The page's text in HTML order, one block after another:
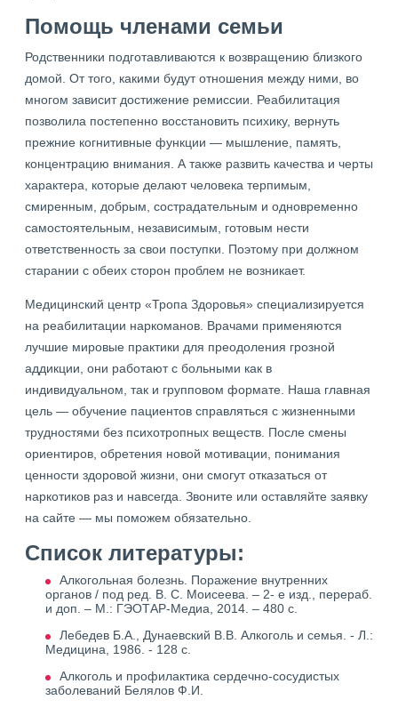
Помощь членами семьи
Родственники подготавливаются к возвращению близкого
домой. От того, какими будут отношения между ними, во
многом зависит достижение ремиссии. Реабилитация
позволила постепенно восстановить психику, вернуть
прежние когнитивные функции — мышление, память,
концентрацию внимания. А также развить качества и черты
характера, которые делают человека терпимым,
смиренным, добрым, сострадательным и одновременно
самостоятельным, независимым, готовым нести
ответственность за свои поступки. Поэтому при должном
старании с обеих сторон проблем не возникает.
Медицинский центр «Тропа Здоровья» специализируется
на реабилитации наркоманов. Врачами применяются
лучшие мировые практики для преодоления грозной
аддикции, они работают с больными как в
индивидуальном, так и групповом формате. Наша главная
цель — обучение пациентов справляться с жизненными
трудностями без психотропных веществ. После смены
ориентиров, обретения новой мотивации, понимания
ценности здоровой жизни, они смогут отказаться от
наркотиков раз и навсегда. Звоните или оставляйте заявку
на сайте — мы поможем обязательно.
Список литературы:
Алкогольная болезнь. Поражение внутренних
органов / под ред. В. С. Моисеева. – 2- е изд., перераб.
и доп. – М.: ГЭОТАР-Медиа, 2014. – 480 с.
Лебедев Б.А., Дунаевский В.В. Алкоголь и семья. - Л.:
Медицина, 1986. - 128 с.
Алкоголь и профилактика сердечно-сосудистых
заболеваний Белялов Ф.И.